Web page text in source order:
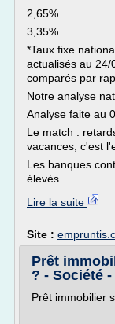
2,65%
3,35%
*Taux fixe
actualisés au 24/
comparés par
Notre analyse
Analyse faite au
Le match :
vacances, c'est
Les banques
élevés...
Lire la suite
Site :
Prêt
? - Société -
Prêt immobilier